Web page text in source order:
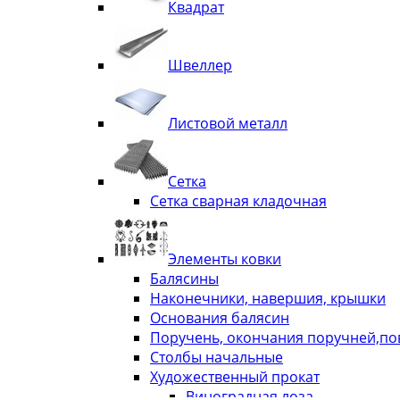
Квадрат
Швеллер
Листовой металл
Сетка
Сетка сварная кладочная
Элементы ковки
Балясины
Наконечники, навершия, крышки
Основания балясин
Поручень, окончания
Столбы начальные
Художественный прокат